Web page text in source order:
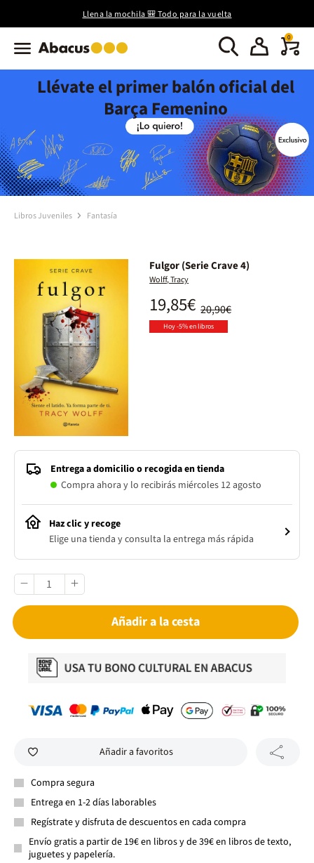
Llena la mochila 🎒 Todo para la vuelta
0
Llévate el primer balón oficial del
Barça Femenino
Libros Juveniles Fantasía
Fulgor (Serie Crave 4)
Wolff, Tracy
20,90€
19,85€
Hoy -5% en libros
Entrega a domicilio o recogida en tienda
Compra ahora y lo recibirás miércoles 12 agosto
Haz clic y recoge
Elige una tienda y consulta la entrega más rápida
Añadir a la cesta
Añadir a favoritos
Compra segura
Entrega en 1-2 días laborables
Regístrate y disfruta de descuentos en cada compra
Envío gratis a partir de 19€ en libros y de 39€ en libros de texto,
juguetes y papelería.